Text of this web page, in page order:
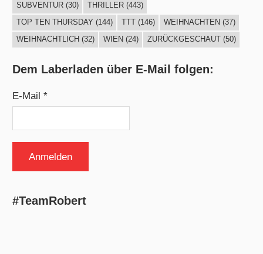
SUBVENTUR(30) THRILLER(443)
TOP TEN THURSDAY (144) TTT(146) WEIHNACHTEN (37)
WEIHNACHTLICH (32) WIEN (24) ZURÜCKGESCHAUT(50)
Dem Laberladen über E-Mail folgen:
E-Mail *
#TeamRobert